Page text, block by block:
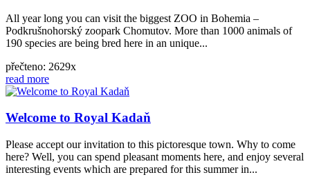
All year long you can visit the biggest ZOO in Bohemia –
Podkrušnohorský zoopark Chomutov. More than 1000 animals of
190 species are being bred here in an unique...
přečteno: 2629x
read more
Welcome to Royal Kadaň
Please accept our invitation to this pictoresque town. Why to come
here? Well, you can spend pleasant moments here, and enjoy several
interesting events which are prepared for this summer in...